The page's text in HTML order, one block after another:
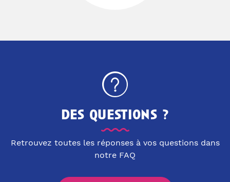
des questions ?
Retrouvez toutes les réponses à vos questions dans
notre FAQ